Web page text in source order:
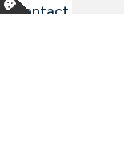
Contact